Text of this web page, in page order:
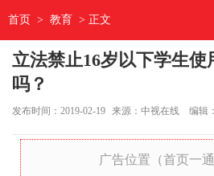
首页 > 教育 > 正文
立法禁止16岁以下学生使
吗？
发布时间：2019-02-19 来源：中视在线 编辑
广告位置（首页一通